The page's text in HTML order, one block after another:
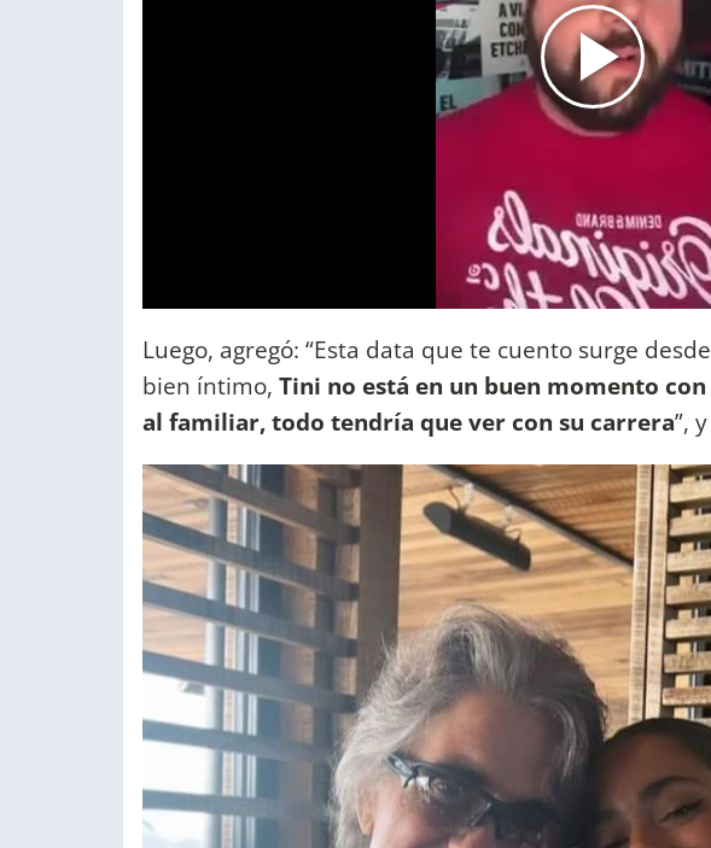
Luego, agregó: “Esta data que te cuento surge
bien íntimo, Tini no está en un buen momento
al familiar, todo tendría que ver con su carrera”,